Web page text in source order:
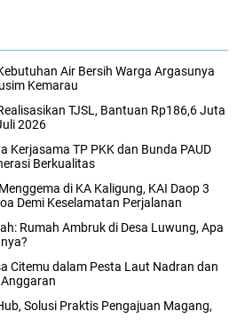
Air Bersih Warga Argasunya
Kemarau
TJSL, Bantuan Rp186,6 Juta
2026
Kerjasama TP PKK dan Bunda PAUD
Berkualitas
di KA Kaligung, KAI Daop 3
Demi Keselamatan Perjalanan
Rumah Ambruk di Desa Luwung, Apa
Citemu dalam Pesta Laut Nadran dan
Solusi Praktis Pengajuan Magang,